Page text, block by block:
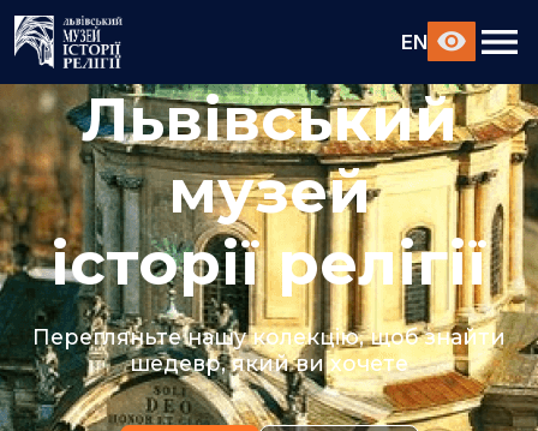
EN
Львівський
музей
історії релігії
Перегляньте нашу колекцію, щоб знайти
шедевр, який ви хочете